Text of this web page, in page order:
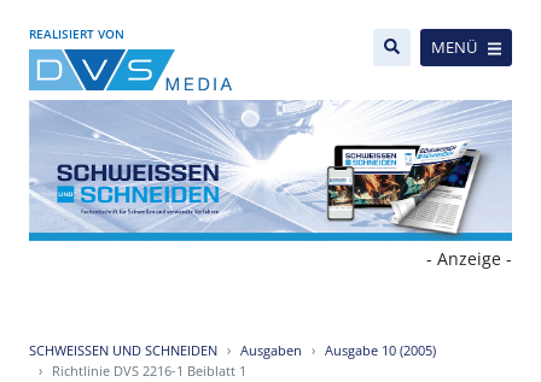
REALISIERT VON
MENÜ
- Anzeige -
SCHWEISSEN UND SCHNEIDEN Ausgaben
Ausgabe 10 (2005)
Richtlinie DVS 2216-1 Beiblatt 1